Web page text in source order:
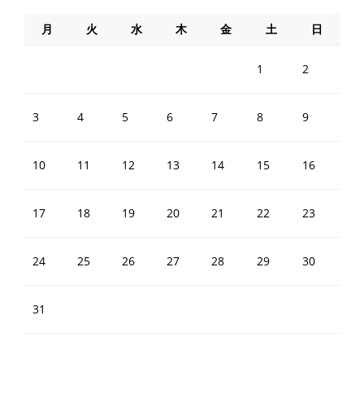
月 火 水 木 金 土 日
1 2
3 4 5 6 7 8 9
10 11 12 13 14 15 16
17 18 19 20 21 22 23
24 25 26 27 28 29 30
31